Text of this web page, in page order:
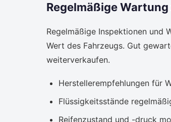
Regelmäßige
Regelmäßige Inspektionen und
Wert des Fahrzeugs. Gut
weiterverkaufen.
Herstellerempfehlungen für
Flüssigkeitsstände
Reifenzustand und -druck